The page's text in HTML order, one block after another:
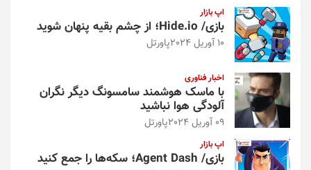
اپ بازار
بازی/ Hide.io؛ از چشم بقیه پنهان شوید
10 آوریل 2024 پاورتل
اخبار فناوری
با ماسک هوشمند سامسونگ دیگر نگران
آلودگی هوا نباشید
09 آوریل 2024 پاورتل
اپ بازار
بازی/ Agent Dash؛ سکه‌ها را جمع کنید